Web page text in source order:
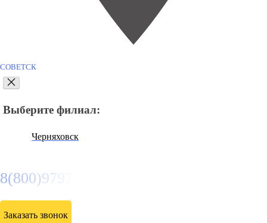
СОВЕТСК
Выберите филиал:
Черняховск
8(800)9797043
Заказать звонок